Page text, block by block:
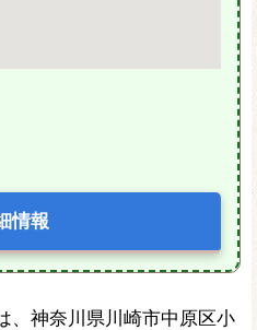
情報
、神奈川県川崎市中原区小